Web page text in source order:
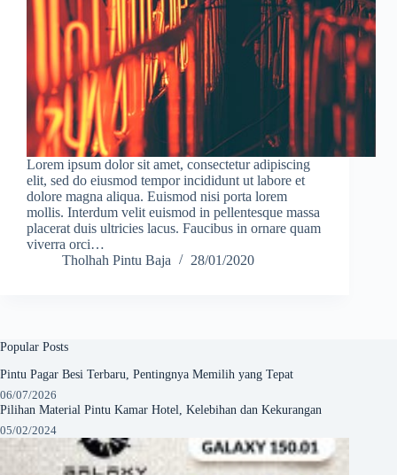
Lorem ipsum dolor sit amet, consectetur adipiscing
elit, sed do eiusmod tempor incididunt ut labore et
dolore magna aliqua. Euismod nisi porta lorem
mollis. Interdum velit euismod in pellentesque massa
placerat duis ultricies lacus. Faucibus in ornare quam
viverra orci…
Tholhah Pintu Baja
28/01/2020
Popular Posts
Pintu Pagar Besi Terbaru, Pentingnya Memilih yang Tepat
06/07/2026
Pilihan Material Pintu Kamar Hotel, Kelebihan dan Kekurangan
05/02/2024